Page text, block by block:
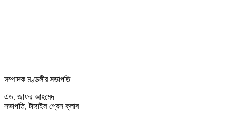
সম্পাদক মণ্ডলীর সভাপতি
এড. জাফর আহমেদ
সভাপতি, টাঙ্গাইল প্রেস ক্লাব